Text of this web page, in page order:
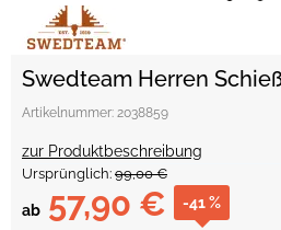
Swedteam Herren
Artikelnummer: 2038859
zur Produktbeschreibung
Ursprünglich: 99,00 €
ab 57,90 € -41 %